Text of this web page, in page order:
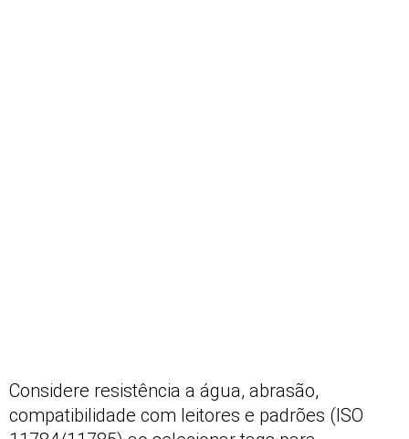
Considere resistência a água, abrasão,
compatibilidade com leitores e padrões (ISO